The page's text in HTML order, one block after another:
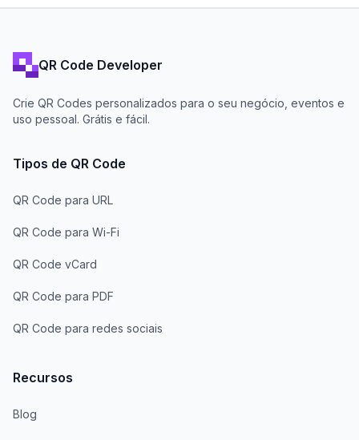
QR Code Developer
Crie QR Codes personalizados para o seu negócio, eventos e
uso pessoal. Grátis e fácil.
Tipos de QR Code
QR Code para URL
QR Code para Wi-Fi
QR Code vCard
QR Code para PDF
QR Code para redes sociais
Recursos
Blog